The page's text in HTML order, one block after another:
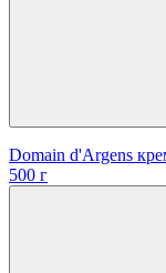
Domain d'Argens
500 г